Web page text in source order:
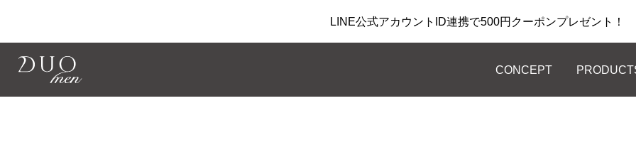
LINE公式アカウントID連携で500円クーポンプレゼント！
CONCEPT